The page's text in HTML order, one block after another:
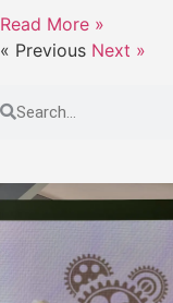
Read More »
« Previous Next »